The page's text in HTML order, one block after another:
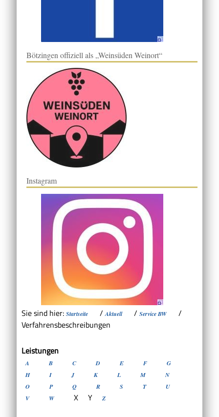
Bötzingen offiziell als „Weinsüden Weinort“
Instagram
Sie sind hier: Startseite /Aktuell / Service BW
/
Verfahrensbeschreibungen
Leistungen
A B C D E F
G
H
I J K L M
N
O
P Q R S T
U
V
W X Y Z